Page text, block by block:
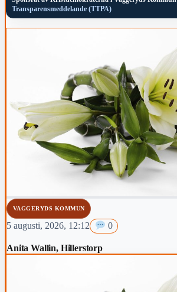
Transparensmeddelande (TTPA)
VAGGERYDS KOMMUN
5 augusti, 2026, 12:12 0
Anita Wallin, Hillerstorp